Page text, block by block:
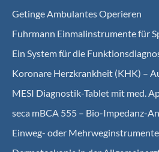
Getinge Ambulantes Operieren
Fuhrmann Einmalinstrumente für
Ein System für die
Koro­nare Herz­krank­heit (KHK) –
MESI Diagnostik-Tablet mit med.
seca mBCA 555 – Bio-Impedanz-
Einweg- oder